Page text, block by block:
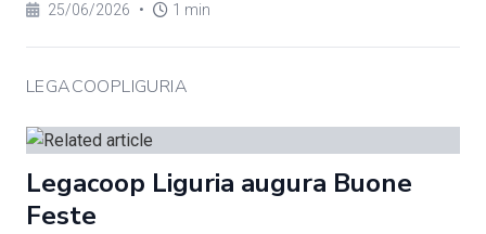
25/06/2026 • 1 min
LEGACOOPLIGURIA
Legacoop Liguria augura Buone
Feste